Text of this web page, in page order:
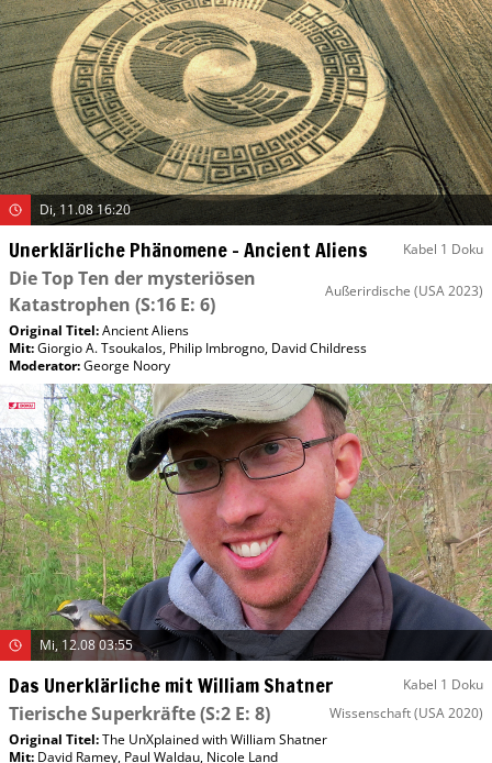
Di, 11.08 16:20
Unerklärliche Phänomene – Ancient Aliens Kabel 1 Doku
Die Top Ten der mysteriösen
Katastrophen (S:16 E: 6)
Außerirdische (USA 2023)
Original Titel:Ancient Aliens
Mit:Giorgio A. Tsoukalos, Philip Imbrogno, David Childress
Moderator:George Noory
Mi, 12.08 03:55
Das Unerklärliche mit William Shatner Kabel 1 Doku
Tierische Superkräfte(S:2 E: 8) Wissenschaft(USA 2020)
Original Titel:The UnXplained with William Shatner
Mit: David Ramey, Paul Waldau, Nicole Land